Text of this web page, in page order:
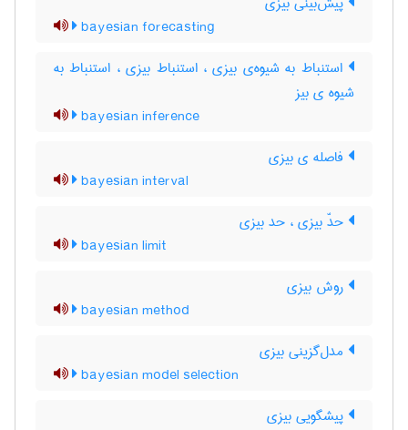
bayesian forecasting
استنباط به شیوه‌ی بیزی ، استنباط بیزی ، استنباط به
شیوه ی بیز
bayesian inference
فاصله ی بیزی
bayesian interval
حدّ بیزی ، حد بیزی
bayesian limit
روش بیزی
bayesian method
مدل‌گزینی بیزی
bayesian model selection
پیشگویی بیزی